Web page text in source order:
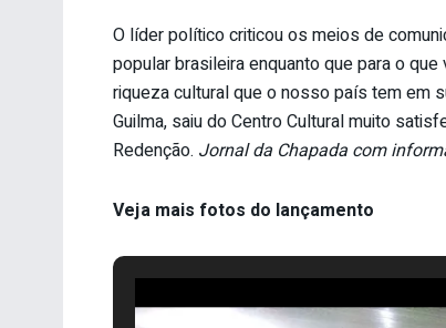
O líder político criticou os meios de
popular brasileira enquanto que para o
riqueza cultural que o nosso país tem em
Guilma, saiu do Centro Cultural muito
Redenção. Jornal da Chapada com
Veja mais fotos do lançamento